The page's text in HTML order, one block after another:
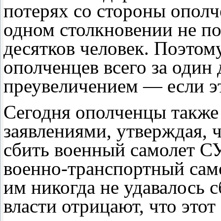
потерях со стороны
одном столкновении не
десятков человек.
ополченцев всего за
преувеличением — если
Сегодня ополченцы
заявлениями, утверждая,
сбить военный самолет
военно-транспортный
им никогда не удавалось
власти отрицают, что